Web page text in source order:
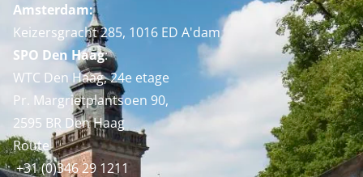
Amsterdam:
Keizersgracht 285, 1016 ED A'dam
SPO Den Haag:
WTC Den Haag, 24e etage
Pr. Margrietplantsoen 90,
2595 BR Den Haag
Route
+31 (0)346 29 1211